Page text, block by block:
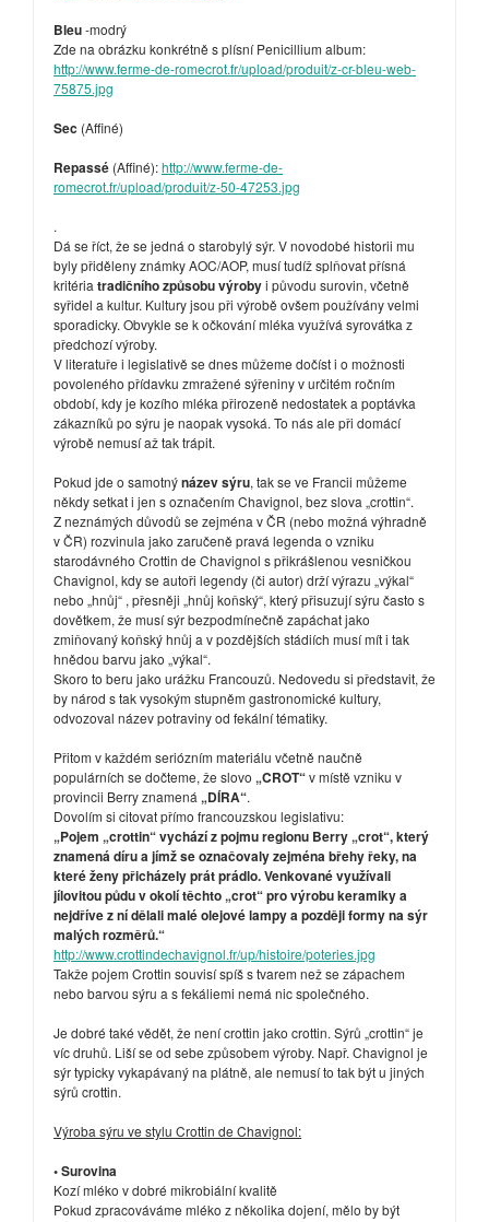
Bleu-modrý
Zde na obrázku konkrétně s plísní Penicillium album:
http://www.ferme-de-romecrot.fr/upload/produit/z-cr-bleu-web-
75875.jpg
Sec (Affiné)
Repassé (Affiné):http://www.ferme-de-
romecrot.fr/upload/produit/z-50-47253.jpg
.
Dá se říct, že se jedná o starobylý sýr. V novodobé historii mu
byly přiděleny známky AOC/AOP, musí tudíž splňovat přísná
kritéria tradičního způsobu výrobyi původu surovin, včetně
syřidel a kultur. Kultury jsou při výrobě ovšem používány velmi
sporadicky. Obvykle se k očkování mléka využívá syrovátka z
předchozí výroby.
V literatuře i legislativě se dnes můžeme dočíst i o možnosti
povoleného přídavku zmražené sýřeniny v určitém ročním
období, kdy je kozího mléka přirozeně nedostatek a poptávka
zákazníků po sýru je naopak vysoká. To nás ale při domácí
výrobě nemusí až tak trápit.
Pokud jde o samotnýnázev sýru, tak se ve Francii můžeme
někdy setkat i jen s označením Chavignol, bez slova „crottin“.
Z neznámých důvodů se zejména v ČR (nebo možná výhradně
v ČR) rozvinula jako zaručeně pravá legenda o vzniku
starodávného Crottin de Chavignol s přikrášlenou vesničkou
Chavignol, kdy se autoři legendy (či autor) drží výrazu „výkal“
nebo „hnůj“ , přesněji „hnůj koňský“, který přisuzují sýru často s
dovětkem, že musí sýr bezpodmínečně zapáchat jako
zmiňovaný koňský hnůj a v pozdějších stádiích musí mít i tak
hnědou barvu jako „výkal“.
Skoro to beru jako urážku Francouzů. Nedovedu si představit, že
by národ s tak vysokým stupněm gastronomické kultury,
odvozoval název potraviny od fekální tématiky.
Přitom v každém seriózním materiálu včetně naučně
populárních se dočteme, že slovo „CROT“v místě vzniku v
provincii Berry znamená „DÍRA“.
Dovolím si citovat přímo francouzskou legislativu:
„Pojem „crottin“ vychází z pojmu regionu Berry „crot“, který
znamená díru a jímž se označovaly zejména břehy řeky, na
které ženy přicházely prát prádlo. Venkované využívali
jílovitou půdu v okolí těchto „crot“ pro výrobu keramiky a
nejdříve z ní dělali malé olejové lampy a později formy na sýr
malých rozměrů.“
http://www.crottindechavignol.fr/up/histoire/poteries.jpg
Takže pojem Crottin souvisí spíš s tvarem než se zápachem
nebo barvou sýru a s fekáliemi nemá nic společného.
Je dobré také vědět, že není crottin jako crottin. Sýrů „crottin“ je
víc druhů. Liší se od sebe způsobem výroby. Např. Chavignol je
sýr typicky vykapávaný na plátně, ale nemusí to tak být u jiných
sýrů crottin.
Výroba sýru ve stylu Crottin de Chavignol:
• Surovina
Kozí mléko v dobré mikrobiální kvalitě
Pokud zpracováváme mléko z několika dojení, mělo by být